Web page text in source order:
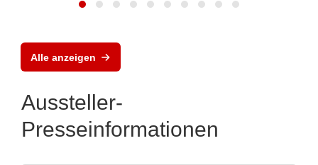
Alle anzeigen
Aussteller-
Presseinformationen